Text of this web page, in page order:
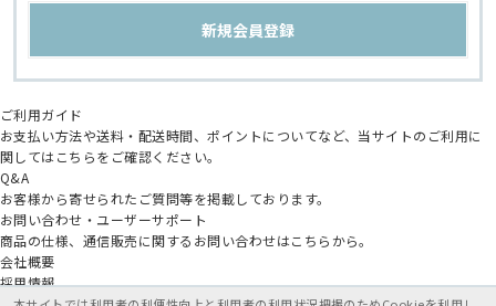
ご利用ガイド
お支払い方法や送料・配送時間、ポイントについてなど、当サイトのご利用に
関してはこちらをご確認ください。
Q&A
お客様から寄せられたご質問等を掲載しております。
お問い合わせ・ユーザーサポート
商品の仕様、通信販売に関するお問い合わせはこちらから。
会社概要
採用情報